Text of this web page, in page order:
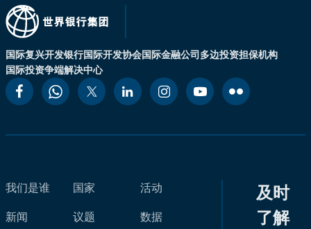
国际复兴开发银行国际开发协会国际金融公司多边投资担保机构
国际投资争端解决中心
我们是谁
新闻
国家
议题
活动
数据
及时
了解